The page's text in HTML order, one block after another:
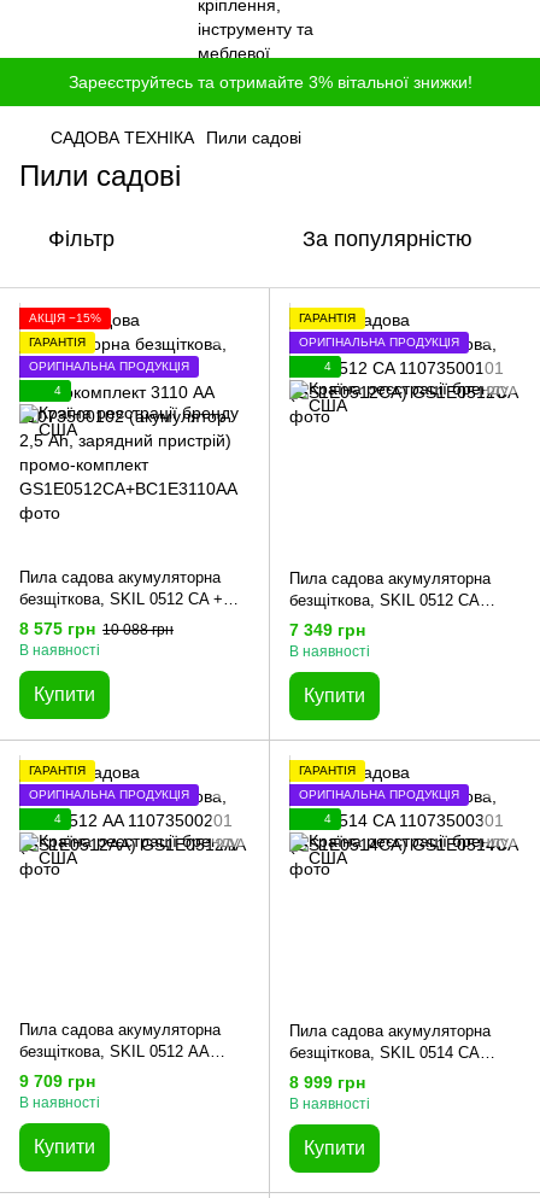
Зареєструйтесь та отримайте 3% вітальної знижки!
САДОВА ТЕХНІКА Пили садові
Пили садові
Фільтр За популярністю
АКЦІЯ −15%
ГАРАНТІЯ
ОРИГІНАЛЬНА ПРОДУКЦІЯ
4
Пила садова акумуляторна
безщіткова, SKIL 0512 CA +
енергокомплект 3110 АА
11073500102 (акумулятор 2,5
комплект
8 575 грн 10 088 грн
В наявності
Купити
ГАРАНТІЯ
ОРИГІНАЛЬНА ПРОДУКЦІЯ
4
Пила садова акумуляторна
безщіткова, SKIL 0512 CA
11073500101 (GS1E0512CA)
7 349 грн
В наявності
Купити
ГАРАНТІЯ
ОРИГІНАЛЬНА ПРОДУКЦІЯ
4
Пила садова акумуляторна
безщіткова, SKIL 0512 АA
11073500201 (GS1E0512АA)
9 709 грн
В наявності
Купити
ГАРАНТІЯ
ОРИГІНАЛЬНА ПРОДУКЦІЯ
4
Пила садова акумуляторна
безщіткова, SKIL 0514 CA
11073500301 (GS1E0514CA)
8 999 грн
В наявності
Купити